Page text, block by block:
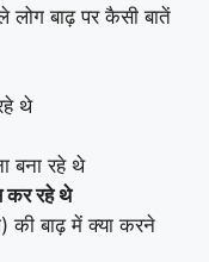
लोग बाढ़ पर कैसी बातें
थे
बना रहे थे
कर रहे थे
की बाढ़ में क्या करने